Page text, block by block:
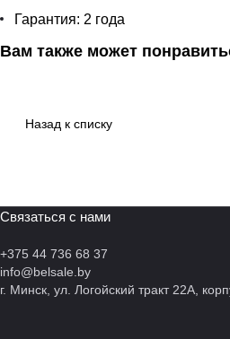
Гарантия: 2 года
Вам также может
Назад к списку
Связаться с нами
+375 44 736 68 37
info@belsale.by
г. Минск, ул. Логойский тракт 22А,